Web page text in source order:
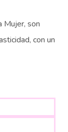
Mujer, son
con un